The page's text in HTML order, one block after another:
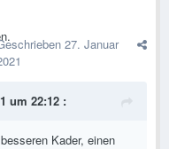
27. Januar
um 22:12 :
Kader, einen